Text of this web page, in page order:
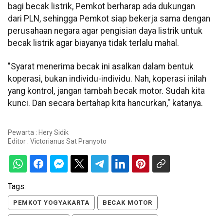
bagi becak listrik, Pemkot berharap ada dukungan
dari PLN, sehingga Pemkot siap bekerja sama dengan
perusahaan negara agar pengisian daya listrik untuk
becak listrik agar biayanya tidak terlalu mahal.
"Syarat menerima becak ini asalkan dalam bentuk
koperasi, bukan individu-individu. Nah, koperasi inilah
yang kontrol, jangan tambah becak motor. Sudah kita
kunci. Dan secara bertahap kita hancurkan," katanya.
Pewarta : Hery Sidik
Editor : Victorianus Sat Pranyoto
Tags:
PEMKOT YOGYAKARTA BECAK MOTOR